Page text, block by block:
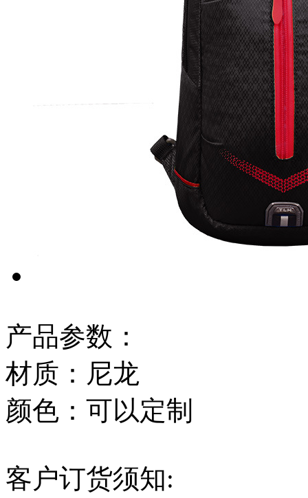
产品参数：
材质：尼龙
颜色：可以定制
客户订货须知: